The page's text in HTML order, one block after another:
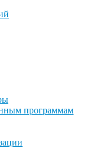
программам